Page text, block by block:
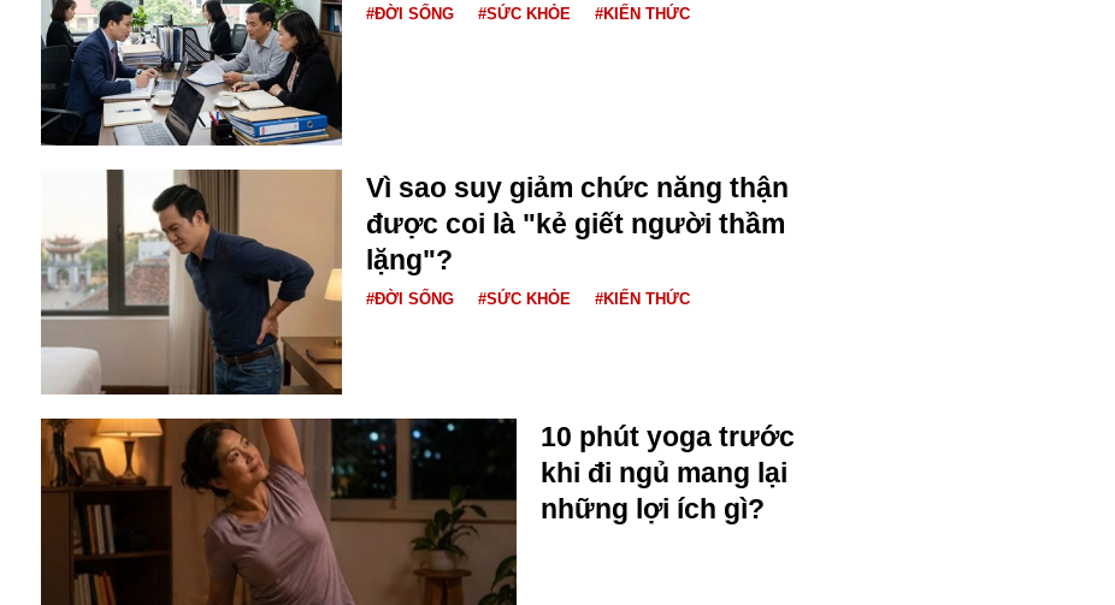
Baikal
Bakhmut
Bulagria
Công nghệ
Chuyện hay
Chuyện lạ
Cuộc sống quanh ta
Casino
Chiến tranh thương mại
Chính trị Nga
Chợ Vòm
Cảnh sát
Cấm bay
Cao tốc
Canada
#ĐỜI SỐNG #SỨC KHỎE #KIẾN THỨC
Vì sao suy giảm chức năng thận
được coi là "kẻ giết người thầm
lặng"?
#ĐỜI SỐNG #SỨC KHỎE #KIẾN THỨC
10 phút yoga trước
khi đi ngủ mang lại
những lợi ích gì?